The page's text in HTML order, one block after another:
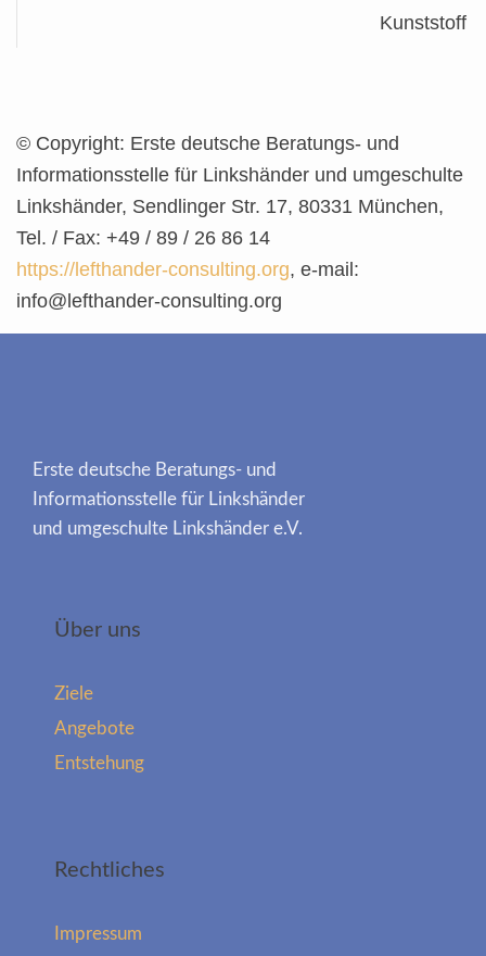
Kunststoff
© Copyright: Erste deutsche Beratungs- und
Informationsstelle für Linkshänder und umgeschulte
Linkshänder, Sendlinger Str. 17, 80331 München,
Tel. / Fax: +49 / 89 / 26 86 14
https://lefthander-consulting.org, e-mail:
info@lefthander-consulting.org
Erste deutsche Beratungs- und
Informationsstelle für Linkshänder
und umgeschulte Linkshänder e.V.
Über uns
Ziele
Angebote
Entstehung
Rechtliches
Impressum